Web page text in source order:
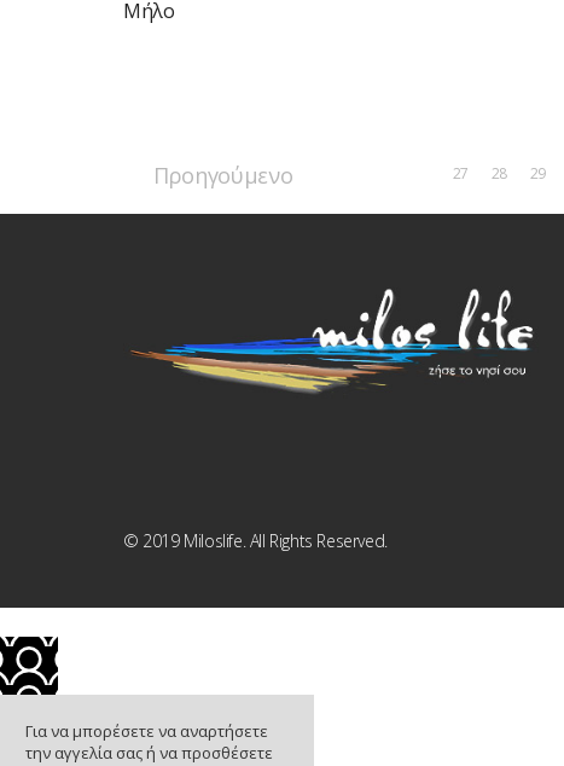
Μήλο
Προηγούμενο 27 28 29
© 2019 Miloslife. All Rights Reserved.
Για να μπορέσετε να αναρτήσετε
την αγγελία σας ή να προσθέσετε